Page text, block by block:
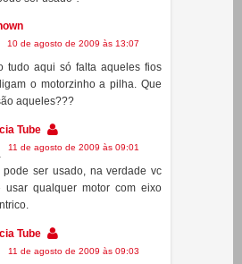
tudo aqui só falta aqueles fios
o motorzinho a pilha. Que
aqueles???
Tube
11 de agosto de 2009 às 09:01
usar qualquer motor com eixo
Tube
11 de agosto de 2009 às 09:03
O importante é que o circuito
fechado. Se seu motor não tiver